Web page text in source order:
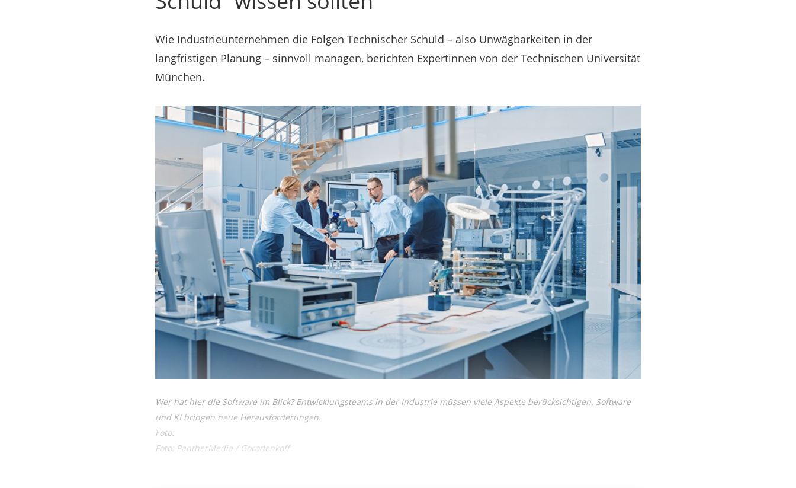
Wie Industrieunternehmen die Folgen Technischer Schuld – also Unwägbarkeiten in der
langfristigen Planung – sinnvoll managen, berichten Expertinnen von der Technischen Universität
München.
Wer hat hier die Software im Blick? Entwicklungsteams in der Industrie müssen viele Aspekte berücksichtigen. Software
und KI bringen neue Herausforderungen.
Foto:
Foto: PantherMedia / Gorodenkoff